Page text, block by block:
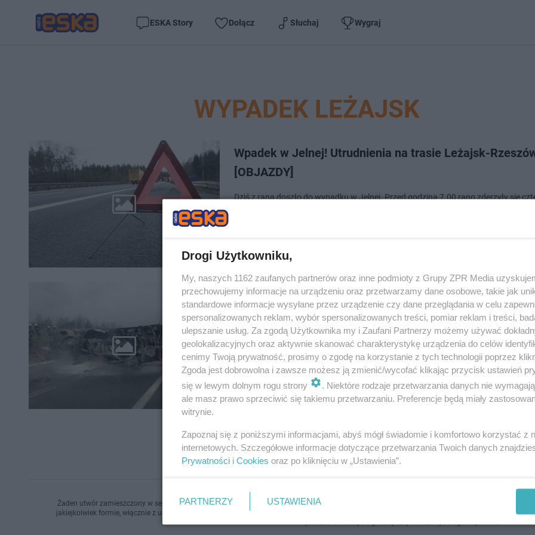
ESKA Story Dołącz Słuchaj Wygraj
WYPADEK LEŻAJSK
Wpadek w Jelnej! Utrudnienia na trasie Leżajsk-
[OBJAZDY]
Dziś z rana doszło do wypadku w Jelnej. Przed godziną 7.00 rano zderzyły się
Tragiczny wypadek na drodze krajowej 77! Spłonęła
Droga nadal zablokowana [ZDJĘCIA]
Do wypadku doszło wczoraj późnym popołudniem na obwodnicy Leżajska w ciągu krajowej
drogi nr 77. Ze wstępnych ustaleń policji wynika, że kierowca audi zderzył się z
nadjeżdżająca z naprzeciwka cyste…
Żaden utwór zamieszczony w serwisie nie może być powielany i rozpowszechniany lub dalej rozpowszechniany w jakikolwiek sposób (w tym
jakiejkolwiek formie, włącznie z umieszczaniem w Internecie bez pisemnej zgody właściciela praw. Jakiekolwiek użycie lub wykorzystanie utworów
jest zabronione pod groźbą kary i może być ścigane prawnie.
Drogi Użytkowniku,
My, naszych 1162 zaufanych partnerów oraz inne podmioty z Grupy ZPR Media
przechowujemy informacje na urządzeniu oraz przetwarzamy dane osobowe, takie jak
standardowe informacje wysyłane przez urządzenie czy dane przeglądania w celu
spersonalizowanych reklam, wybór spersonalizowanych treści, pomiar reklam i treści,
ulepszanie usług. Za zgodą Użytkownika my i Zaufani Partnerzy możemy używać
geolokalizacyjnych oraz aktywnie skanować charakterystykę urządzenia do celów
cenimy Twoją prywatność, prosimy o zgodę na korzystanie z tych technologii poprzez
Zgoda jest dobrowolna i zawsze możesz ją zmienić/wycofać klikając przycisk ustawień
się w lewym dolnym rogu strony
. Niektóre rodzaje przetwarzania danych nie
ale masz prawo sprzeciwić się takiemu przetwarzaniu. Preferencje będą miały
witrynie.
Zapoznaj się z poniższymi informacjami, abyś mógł świadomie i komfortowo korzystać z
internetowych. Szczegółowe informacje dotyczące przetwarzania Twoich danych
Prywatności i Cookies oraz po kliknięciu w „Ustawienia”.
PARTNERZY USTAWIENIA